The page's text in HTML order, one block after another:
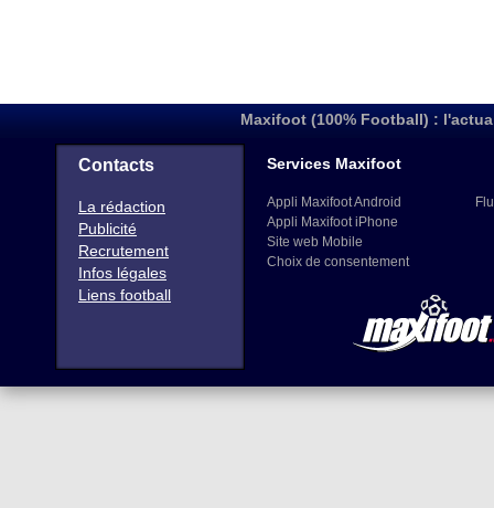
Maxifoot (100% Football) :
Contacts
La rédaction
Publicité
Recrutement
Infos légales
Liens football
Services Maxifoot
Appli Maxifoot Android
Appli Maxifoot iPhone
Site web Mobile
Choix de consentement